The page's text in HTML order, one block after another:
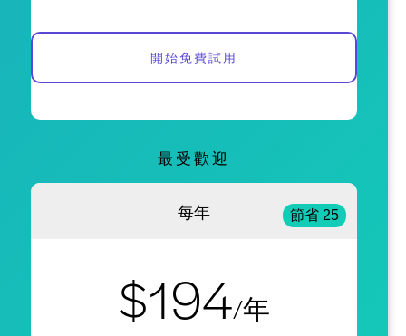
開始免費試用
最受歡迎
每年 節省 25
$194/年